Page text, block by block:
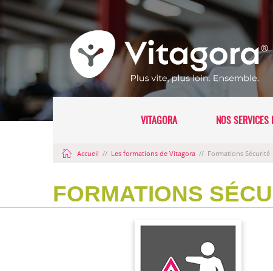
VITAGORA NOS SERVICES
Accueil // Les formations de Vitagora // Formations Sécurité
FORMATIONS